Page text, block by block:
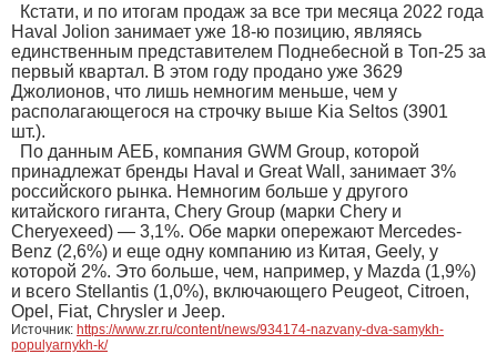
Кстати, и по итогам продаж за все три месяца 2022 года
Haval Jolion занимает уже 18-ю позицию, являясь
единственным представителем Поднебесной в Топ-25 за
первый квартал. В этом году продано уже 3629
Джолионов, что лишь немногим меньше, чем у
располагающегося на строчку выше Kia Seltos (3901
шт.).
По данным АЕБ, компания GWM Group, которой
принадлежат бренды Haval и Great Wall, занимает 3%
российского рынка. Немногим больше у другого
китайского гиганта, Chery Group (марки Chery и
Cheryexeed) — 3,1%. Обе марки опережают Mercedes-
Benz (2,6%) и еще одну компанию из Китая, Geely, у
которой 2%. Это больше, чем, например, у Mazda (1,9%)
и всего Stellantis (1,0%), включающего Peugeot, Citroen,
Opel, Fiat, Chrysler и Jeep.
Источник: https://www.zr.ru/content/news/934174-nazvany-dva-samykh-
populyarnykh-k/